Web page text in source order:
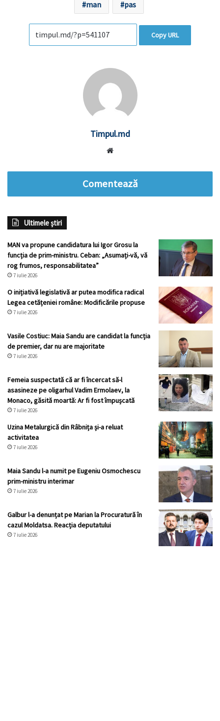
man pas
Copy URL
Timpul.md
Comentează
Ultimele știri
MAN va propune candidatura lui Igor Grosu la
funcția de prim-ministru. Ceban: „Asumați-vă, vă
rog frumos, responsabilitatea”
7 iulie 2026
O inițiativă legislativă ar putea modifica radical
Legea cetățeniei române: Modificările propuse
7 iulie 2026
Vasile Costiuc: Maia Sandu are candidat la funcția
de premier, dar nu are majoritate
7 iulie 2026
Femeia suspectată că ar fi încercat să-l
asasineze pe oligarhul Vadim Ermolaev, la
Monaco, găsită moartă: Ar fi fost împușcată
7 iulie 2026
Uzina Metalurgică din Râbnița și-a reluat
activitatea
7 iulie 2026
Maia Sandu l-a numit pe Eugeniu Osmochescu
prim-ministru interimar
7 iulie 2026
Galbur l-a denunțat pe Marian la Procuratură în
cazul Moldatsa. Reacția deputatului
7 iulie 2026